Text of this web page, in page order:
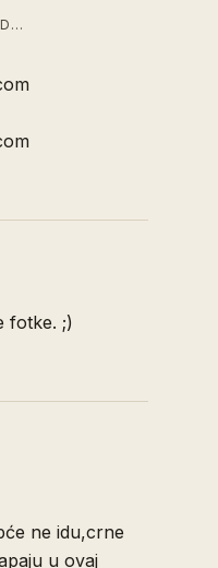
fotke. ;)
ne idu,crne
u ovaj